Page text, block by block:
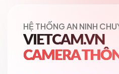
HỆ THỐNG AN NINH
VIETCAM.VN
CAMERA